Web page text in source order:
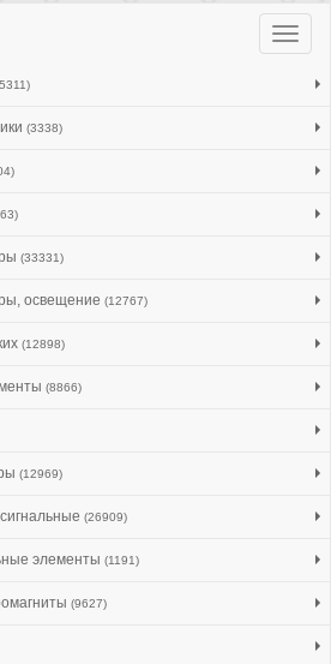
(3338)
(33331)
освещение (12767)
(12898)
(8866)
(12969)
(26909)
элементы (1191)
(9627)